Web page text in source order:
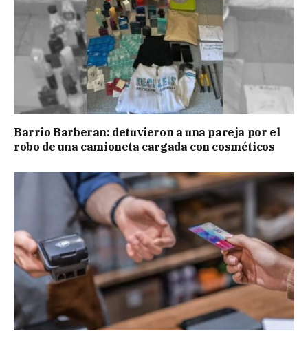
Barrio Barberan: detuvieron a una pareja por el
robo de una camioneta cargada con cosméticos